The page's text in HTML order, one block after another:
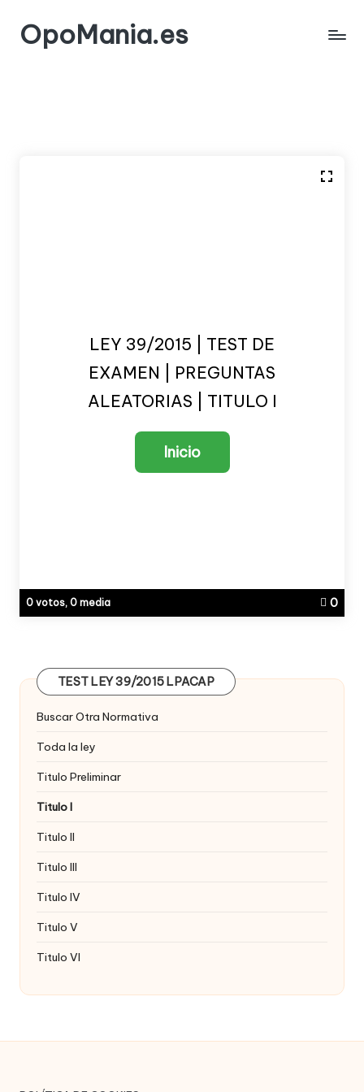
OpoMania.es
0 votos, 0 media 0
LEY 39/2015 | TEST DE
EXAMEN | PREGUNTAS
ALEATORIAS | TITULO I
TEST LEY 39/2015 LPACAP
Buscar Otra Normativa
Toda la ley
Titulo Preliminar
Titulo I
Titulo II
Titulo III
Titulo IV
Titulo V
Titulo VI